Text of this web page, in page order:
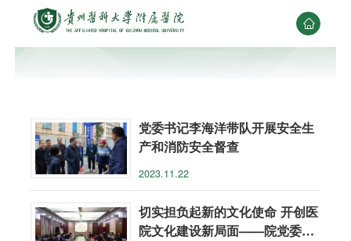

党委书记李海洋带队开展安全生
产和消防安全督查
2023.11.22
切实担负起新的文化使命 开创医
院文化建设新局面——院党委理